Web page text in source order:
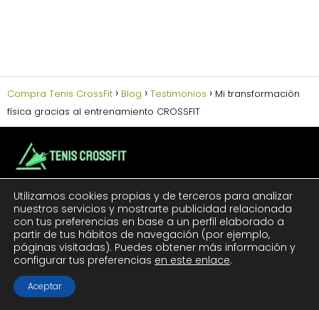
Compra Tenis CrossFit Blog Testimonios
Mi transformación
física gracias al entrenamiento CROSSFIT
LEGALES:
Aviso Legal
Política de Cookies
Política de Privacidad
Contacto
Utilizamos cookies propias y de terceros para analizar
nuestros servicios y mostrarte publicidad relacionada
con tus preferencias en base a un perfil elaborado a
partir de tus hábitos de navegación (por ejemplo,
páginas visitadas). Puedes obtener más información y
configurar tus preferencias en este enlace.
Aceptar